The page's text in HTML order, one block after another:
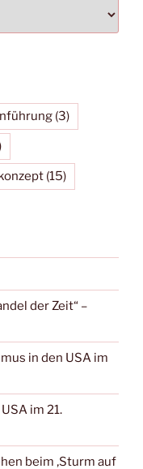
(3)
(15)
der Zeit“ –
in den USA im
im 21.
beim ‚Sturm auf